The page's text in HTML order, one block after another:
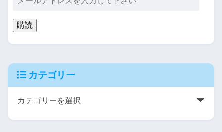
購読
カテゴリー